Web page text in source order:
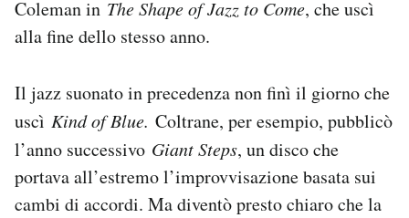
Coleman in The Shape of Jazz to Come, che uscì
alla fine dello stesso anno.
Il jazz suonato in precedenza non finì il giorno che
uscì Kind of Blue. Coltrane, per esempio, pubblicò
l’anno successivo Giant Steps, un disco che
portava all’estremo l’improvvisazione basata sui
cambi di accordi. Ma diventò presto chiaro che la